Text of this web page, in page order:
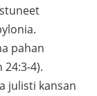
pahan
4).
julisti kansan